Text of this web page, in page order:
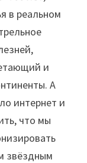
в реальном
и
А
интернет и
что мы
звёздным